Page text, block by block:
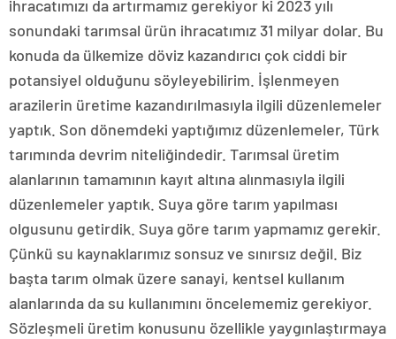
ihracatımızı da artırmamız gerekiyor ki 2023 yılı
sonundaki tarımsal ürün ihracatımız 31 milyar dolar. Bu
konuda da ülkemize döviz kazandırıcı çok ciddi bir
potansiyel olduğunu söyleyebilirim. İşlenmeyen
arazilerin üretime kazandırılmasıyla ilgili düzenlemeler
yaptık. Son dönemdeki yaptığımız düzenlemeler, Türk
tarımında devrim niteliğindedir. Tarımsal üretim
alanlarının tamamının kayıt altına alınmasıyla ilgili
düzenlemeler yaptık. Suya göre tarım yapılması
olgusunu getirdik. Suya göre tarım yapmamız gerekir.
Çünkü su kaynaklarımız sonsuz ve sınırsız değil. Biz
başta tarım olmak üzere sanayi, kentsel kullanım
alanlarında da su kullanımını öncelememiz gerekiyor.
Sözleşmeli üretim konusunu özellikle yaygınlaştırmaya